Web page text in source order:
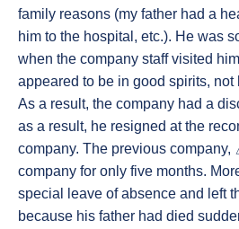
family reasons (my father had a
him to the hospital, etc.). He was
when the company staff visited
appeared to be in good spirits, not
As a result, the company had a
as a result, he resigned at the
company. The previous
company for only five months.
special leave of absence and left
because his father had died